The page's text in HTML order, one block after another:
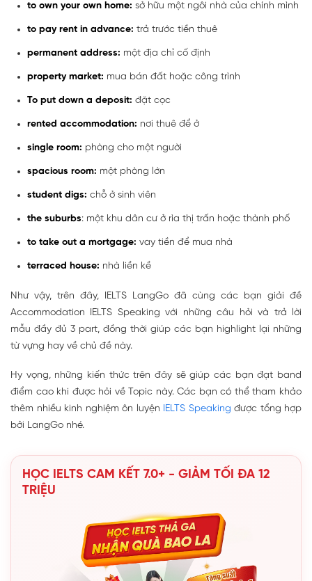
to own your own home: sở hữu một ngôi nhà của chính mình
to pay rent in advance: trả trước tiền thuê
permanent address: một địa chỉ cố định
property market: mua bán đất hoặc công trình
To put down a deposit: đặt cọc
rented accommodation: nơi thuê để ở
single room: phòng cho một người
spacious room: một phòng lớn
student digs: chỗ ở sinh viên
the suburbs: một khu dân cư ở rìa thị trấn hoặc thành phố
to take out a mortgage: vay tiền để mua nhà
terraced house: nhà liền kề
Như vậy, trên đây, IELTS LangGo đã cùng các bạn giải đề
Accommodation IELTS Speaking với những câu hỏi và trả lời
mẫu đầy đủ 3 part, đồng thời giúp các bạn highlight lại những
từ vựng hay về chủ đề này.
Hy vọng, những kiến thức trên đây sẽ giúp các bạn đạt band
điểm cao khi được hỏi về Topic này. Các bạn có thể tham khảo
thêm nhiều kinh nghiệm ôn luyện IELTS Speaking được tổng hợp
bởi LangGo nhé.
HỌC IELTS CAM KẾT 7.0+ - GIẢM TỐI ĐA 12
TRIỆU